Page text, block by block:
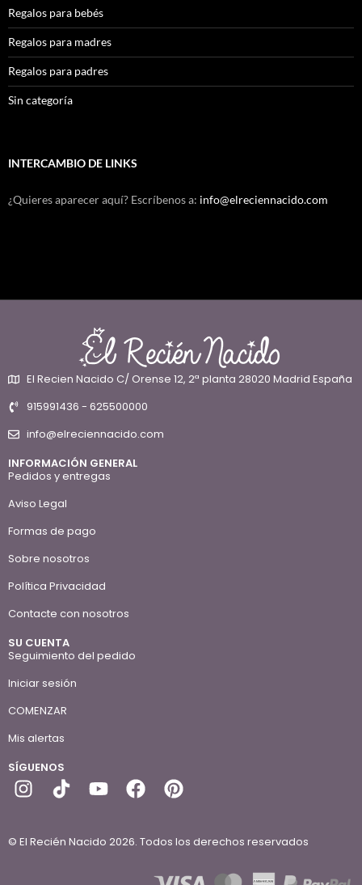
Regalos para bebés
Regalos para madres
Regalos para padres
Sin categoría
INTERCAMBIO DE LINKS
¿Quieres aparecer aquí? Escríbenos a: info@elreciennacido.com
El Recien Nacido C/ Orense 12, 2ª planta 28020 Madrid España
915991436 - 625500000
info@elreciennacido.com
INFORMACIÓN GENERAL
Pedidos y entregas
Aviso Legal
Formas de pago
Sobre nosotros
Política Privacidad
Contacte con nosotros
SU CUENTA
Seguimiento del pedido
Iniciar sesión
COMENZAR
Mis alertas
SÍGUENOS
© El Recién Nacido 2026. Todos los derechos reservados